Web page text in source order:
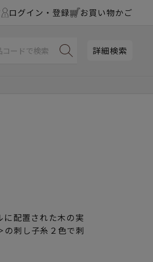
ログイン・登録 お買い物かご
詳細検索
に配置された木の実
の刺し子糸２色で刺